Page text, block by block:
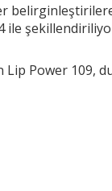
ile
Power 109,